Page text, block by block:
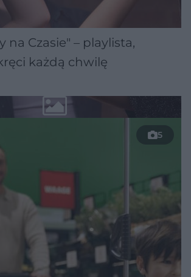
na Czasie" – playlista,
każdą chwilę
5